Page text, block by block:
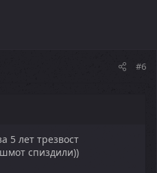
#6
5 лет трезвост
спиздили))